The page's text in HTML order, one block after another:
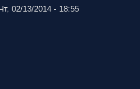
02/13/2014 - 18:55